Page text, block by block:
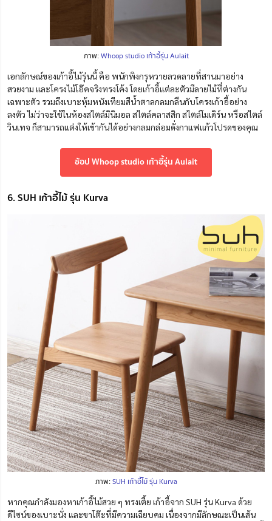
ภาพ:Whoop studio เก้าอี้รุ่น Aulait
เอกลักษณ์ของเก้าอี้ไม้รุ่นนี้ คือ พนักพิงกรุหวายลวดลายที่สานมาอย่าง
สวยงาม และโครงไม้โอ๊คจริงทรงโค้ง โดยเก้าอี้แต่ละตัวมีลายไม้ที่ต่างกัน
เฉพาะตัว รวมถึงเบาะหุ้มหนังเทียมสีน้ำตาลกลมกลืนกับโครงเก้าอี้อย่าง
ลงตัว ไม่ว่าจะใช้ในห้องสไตล์มินิมอล สไตล์คลาสสิก สไตล์โมเดิร์น หรือสไตล์
วินเทจ ก็สามารถแต่งให้เข้ากันได้อย่างกลมกล่อมดั่งกาแฟแก้วโปรดของคุณ
ช้อป Whoop studio เก้าอี้รุ่น Aulait
6. SUH เก้าอี้ไม้ รุ่น Kurva
ภาพ:SUH เก้าอี้ไม้ รุ่น Kurva
หากคุณกำลังมองหาเก้าอี้ไม้สวย ๆ ทรงเตี้ย เก้าอี้จาก SUH รุ่น Kurva ด้วย
ดีไซน์ของเบาะนั่ง และขาโต๊ะที่มีความเฉียบคม เนื่องจากมีลักษณะเป็นเส้น